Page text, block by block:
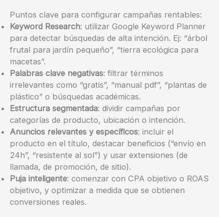
Puntos clave para configurar campañas rentables:
Keyword Research: utilizar Google Keyword Planner
para detectar búsquedas de alta intención. Ej: “árbol
frutal para jardín pequeño”, “tierra ecológica para
macetas”.
Palabras clave negativas: filtrar términos
irrelevantes como “gratis”, “manual pdf”, “plantas de
plástico” o búsquedas académicas.
Estructura segmentada: dividir campañas por
categorías de producto, ubicación o intención.
Anuncios relevantes y específicos: incluir el
producto en el título, destacar beneficios (“envío en
24h”, “resistente al sol”) y usar extensiones (de
llamada, de promoción, de sitio).
Puja inteligente: comenzar con CPA objetivo o ROAS
objetivo, y optimizar a medida que se obtienen
conversiones reales.